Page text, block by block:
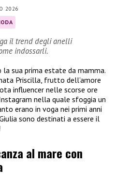
2026
il trend degli anelli
indossarli.
la sua prima estate da mamma.
Priscilla, frutto dell’amore
influencer nelle scorse ore
nella quale sfoggia un
erano in voga nei primi anni
sono destinati a essere il
al mare con